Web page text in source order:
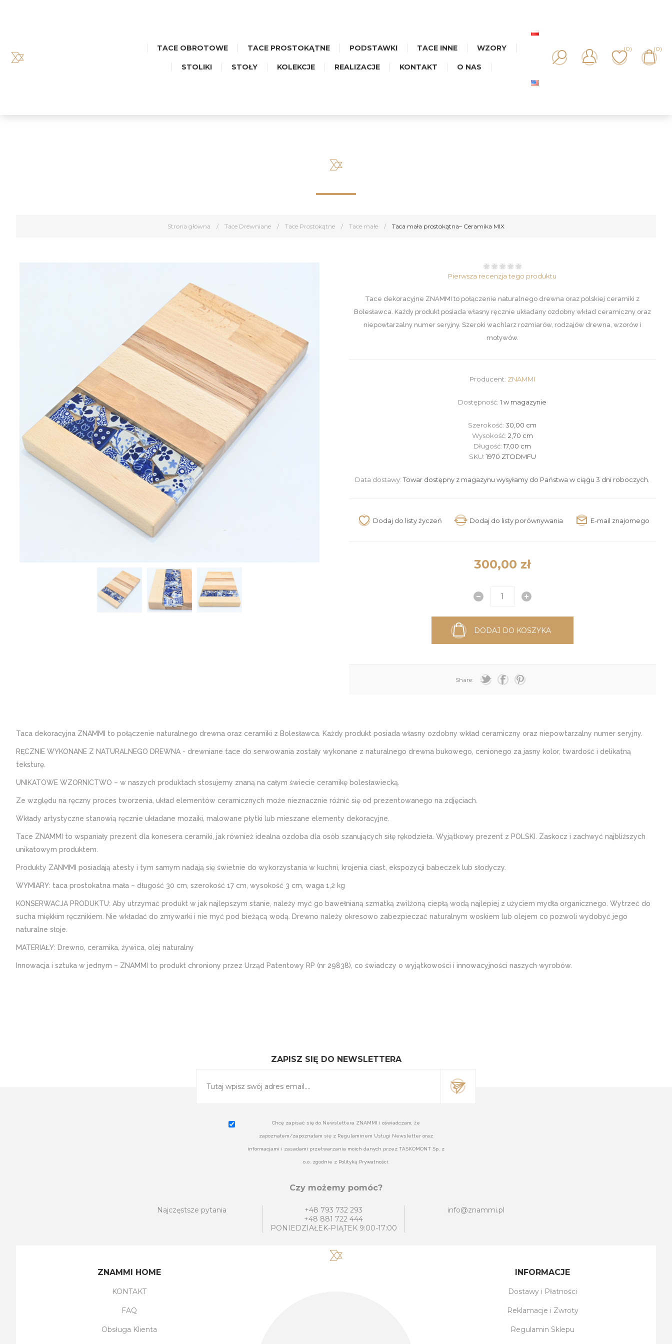
TACE OBROTOWE TACE PROSTOKĄTNE PODSTAWKI TACE INNE WZORY
STOLIKI STOŁY KOLEKCJE REALIZACJE KONTAKT O NAS
(0) (0)
Strona główna / Tace Drewniane / Tace Prostokątne / Tace małe / Taca mała prostokątna– Ceramika MIX
Pierwsza recenzja tego produktu
Tace dekoracyjne ZNAMMI to połączenie naturalnego drewna oraz polskiej ceramiki z
Bolesławca. Każdy produkt posiada własny ręcznie układany ozdobny wkład ceramiczny oraz
niepowtarzalny numer seryjny. Szeroki wachlarz rozmiarów, rodzajów drewna, wzorów i
motywów.
Producent: ZNAMMI
Dostępność: 1 w magazynie
Szerokość:30,00 cm
Wysokość: 2,70 cm
Długość:17,00 cm
SKU: 1970 ZTODMFU
Data dostawy: Towar dostępny z magazynu wysyłamy do Państwa w ciągu 3 dni roboczych.
300,00 zł
DODAJ DO KOSZYKA
Share:
Taca dekoracyjna ZNAMMI to połączenie naturalnego drewna oraz ceramiki z Bolesławca. Każdy produkt posiada własny ozdobny wkład ceramiczny oraz niepowtarzalny numer seryjny.
RĘCZNIE WYKONANE Z NATURALNEGO DREWNA - drewniane tace do serwowania zostały wykonane z naturalnego drewna bukowego, cenionego za jasny kolor, twardość i delikatną
teksturę.
UNIKATOWE WZORNICTWO – w naszych produktach stosujemy znaną na całym świecie ceramikę bolesławiecką.
Ze względu na ręczny proces tworzenia, układ elementów ceramicznych może nieznacznie różnić się od prezentowanego na zdjęciach.
Wkłady artystyczne stanowią ręcznie układane mozaiki, malowane płytki lub mieszane elementy dekoracyjne.
Tace ZNAMMI to wspaniały prezent dla konesera ceramiki, jak również idealna ozdoba dla osób szanujących siłę rękodzieła. Wyjątkowy prezent z POLSKI. Zaskocz i zachwyć najbliższych
unikatowym produktem.
Produkty ZANMMI posiadają atesty i tym samym nadają się świetnie do wykorzystania w kuchni, krojenia ciast, ekspozycji babeczek lub słodyczy.
WYMIARY: taca prostokatna mała – długość 30 cm, szerokość 17 cm, wysokość 3 cm, waga 1,2 kg
KONSERWACJA PRODUKTU: Aby utrzymać produkt w jak najlepszym stanie, należy myć go bawełnianą szmatką zwilżoną ciepłą wodą najlepiej z użyciem mydła organicznego. Wytrzeć do
sucha miękkim ręcznikiem. Nie wkładać do zmywarki i nie myć pod bieżącą wodą. Drewno należy okresowo zabezpieczać naturalnym woskiem lub olejem co pozwoli wydobyć jego
naturalne słoje.
MATERIAŁY: Drewno, ceramika, żywica, olej naturalny
Innowacja i sztuka w jednym – ZNAMMI to produkt chroniony przez Urząd Patentowy RP (nr 29838), co świadczy o wyjątkowości i innowacyjności naszych wyrobów.
ZAPISZ SIĘ DO NEWSLETTERA
Chcę zapisać się do Newslettera ZNAMMI i oświadczam, że
zapoznałem/zapoznałam się z Regulaminem Usługi Newsletter oraz
informacjami i zasadami przetwarzania moich danych przez TASKOMONT Sp. z
o.o. zgodnie z Polityką Prywatności.
Czy możemy pomóc?
Najczęstsze pytania
+48 793 732 293
+48 881 722 444
PONIEDZIAŁEK-PIĄTEK 9:00-17:00
info@znammi.pl
ZNAMMI HOME
KONTAKT
FAQ
Obsługa Klienta
INFORMACJE
Dostawy i Płatności
Reklamacje i Zwroty
Regulamin Sklepu